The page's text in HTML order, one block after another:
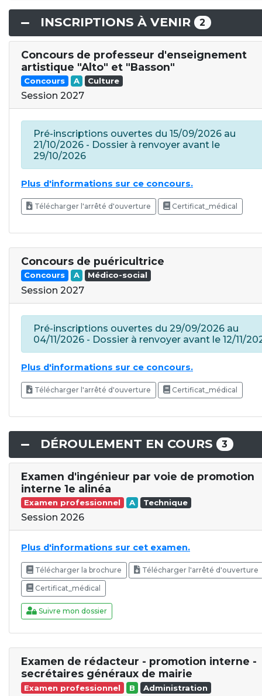
INSCRIPTIONS À VENIR 2
Concours de professeur d'enseignement
artistique "Alto" et "Basson"
Concours A Culture
Session 2027
Pré-inscriptions ouvertes du 15/09/2026 au
21/10/2026 - Dossier à renvoyer avant le
29/10/2026
Plus d'informations sur ce concours.
Télécharger l'arrêté d'ouverture Certificat_médical
Concours de puéricultrice
Concours A Médico-social
Session 2027
Pré-inscriptions ouvertes du 29/09/2026 au
04/11/2026 - Dossier à renvoyer avant le 12/11/
Plus d'informations sur ce concours.
Télécharger l'arrêté d'ouverture Certificat_médical
DÉROULEMENT EN COURS 3
Examen d'ingénieur par voie de promotion
interne 1e alinéa
Examen professionnel A Technique
Session 2026
Plus d'informations sur cet examen.
Télécharger la brochure Télécharger l'arrêté d'ouverture
Certificat_médical
Suivre mon dossier
Examen de rédacteur - promotion interne -
secrétaires généraux de mairie
Examen professionnel B Administration